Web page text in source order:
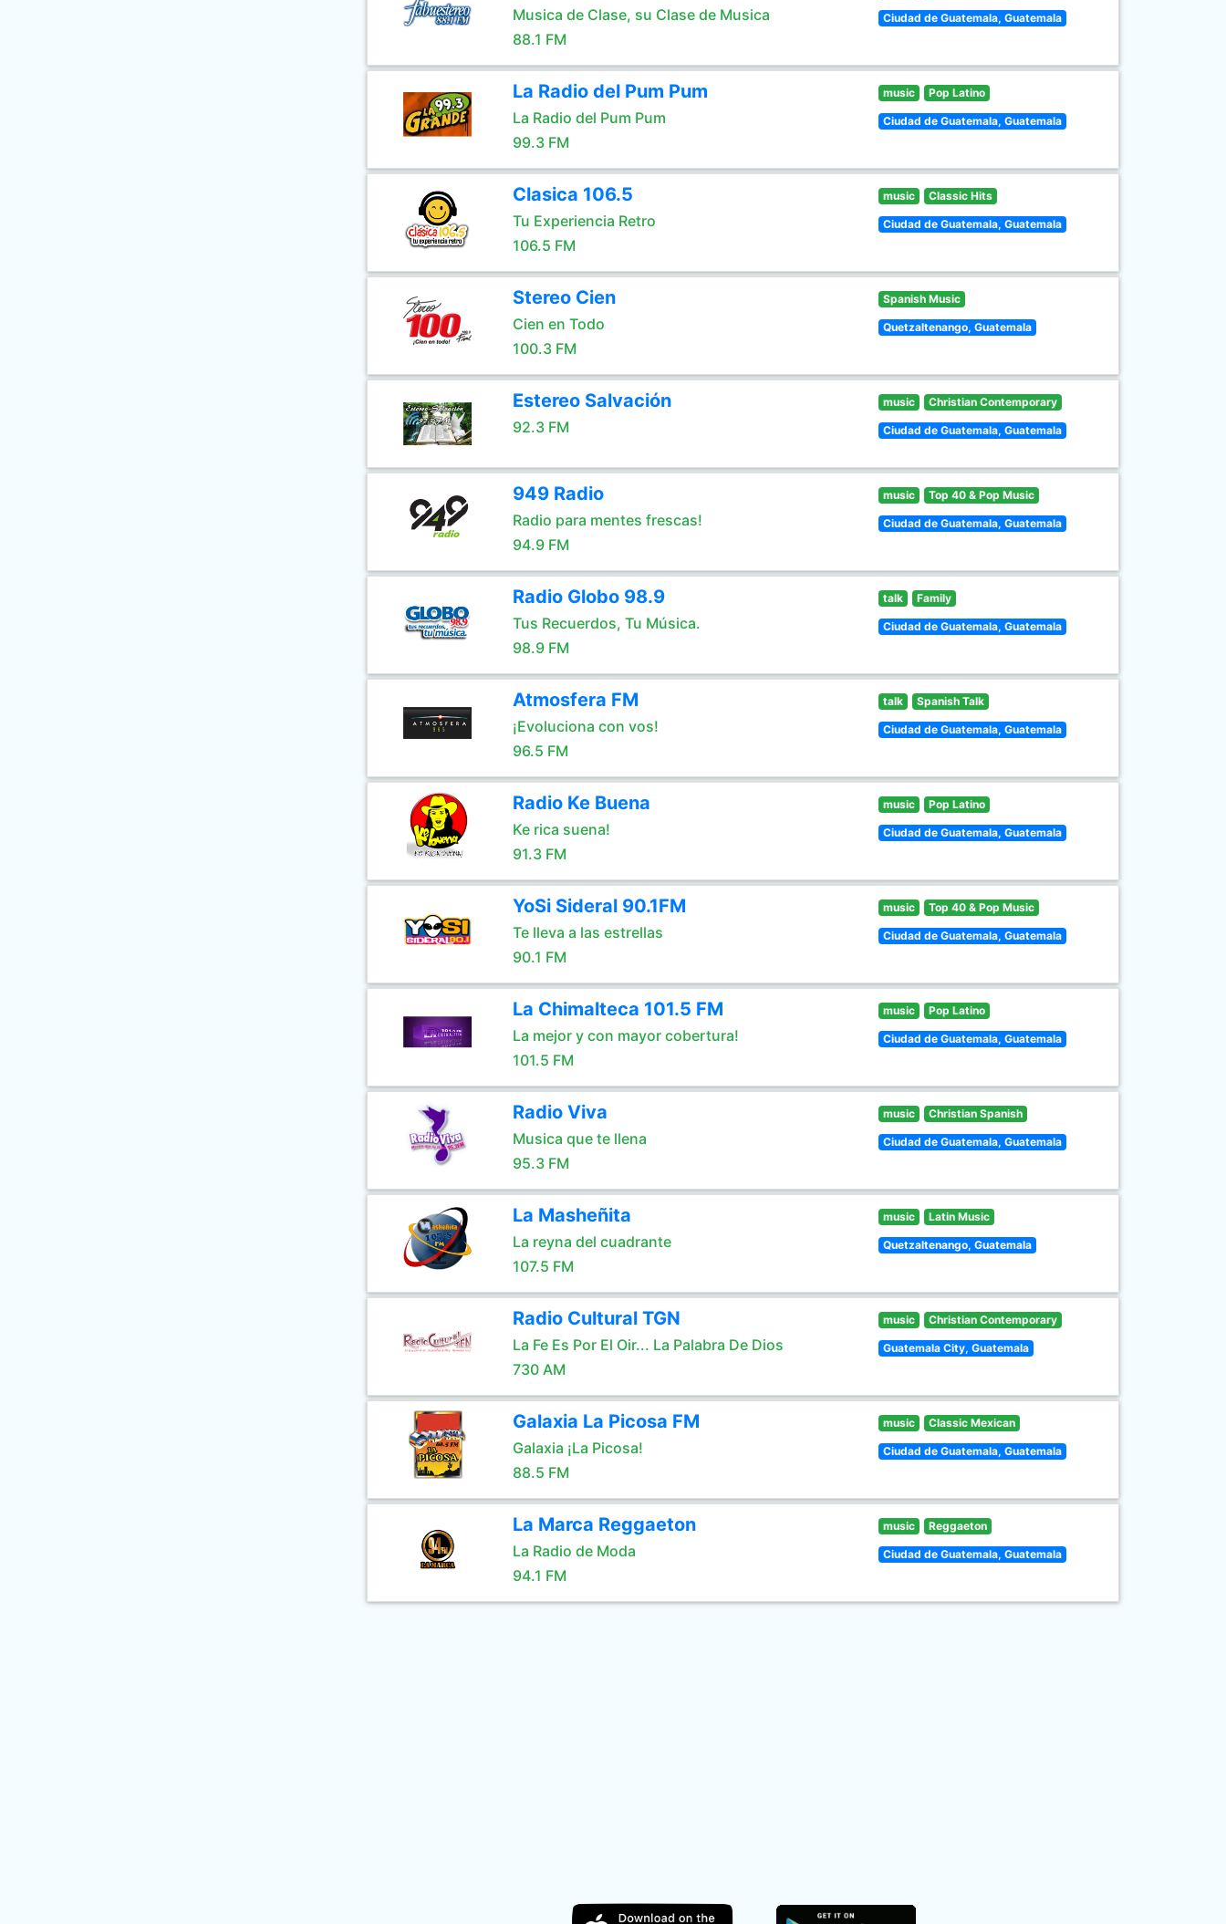
Musica de Clase, su Clase de Musica
88.1 FM
Ciudad de Guatemala, Guatemala
La Radio del Pum Pum
La Radio del Pum Pum
99.3 FM
music Pop Latino
Ciudad de Guatemala, Guatemala
Clasica 106.5
Tu Experiencia Retro
106.5 FM
music Classic Hits
Ciudad de Guatemala, Guatemala
Stereo Cien
Cien en Todo
100.3 FM
Spanish Music
Quetzaltenango, Guatemala
Estereo Salvación
92.3 FM
music Christian Contemporary
Ciudad de Guatemala, Guatemala
949 Radio
Radio para mentes frescas!
94.9 FM
music Top 40 & Pop Music
Ciudad de Guatemala, Guatemala
Radio Globo 98.9
Tus Recuerdos, Tu Música.
98.9 FM
talk Family
Ciudad de Guatemala, Guatemala
Atmosfera FM
¡Evoluciona con vos!
96.5 FM
talk Spanish Talk
Ciudad de Guatemala, Guatemala
Radio Ke Buena
Ke rica suena!
91.3 FM
music Pop Latino
Ciudad de Guatemala, Guatemala
YoSi Sideral 90.1FM
Te lleva a las estrellas
90.1 FM
music Top 40 & Pop Music
Ciudad de Guatemala, Guatemala
La Chimalteca 101.5 FM
La mejor y con mayor cobertura!
101.5 FM
music Pop Latino
Ciudad de Guatemala, Guatemala
Radio Viva
Musica que te llena
95.3 FM
music Christian Spanish
Ciudad de Guatemala, Guatemala
La Masheñita
La reyna del cuadrante
107.5 FM
music Latin Music
Quetzaltenango, Guatemala
Radio Cultural TGN
La Fe Es Por El Oir... La Palabra De Dios
730 AM
music Christian Contemporary
Guatemala City, Guatemala
Galaxia La Picosa FM
Galaxia ¡La Picosa!
88.5 FM
music Classic Mexican
Ciudad de Guatemala, Guatemala
La Marca Reggaeton
La Radio de Moda
94.1 FM
music Reggaeton
Ciudad de Guatemala, Guatemala